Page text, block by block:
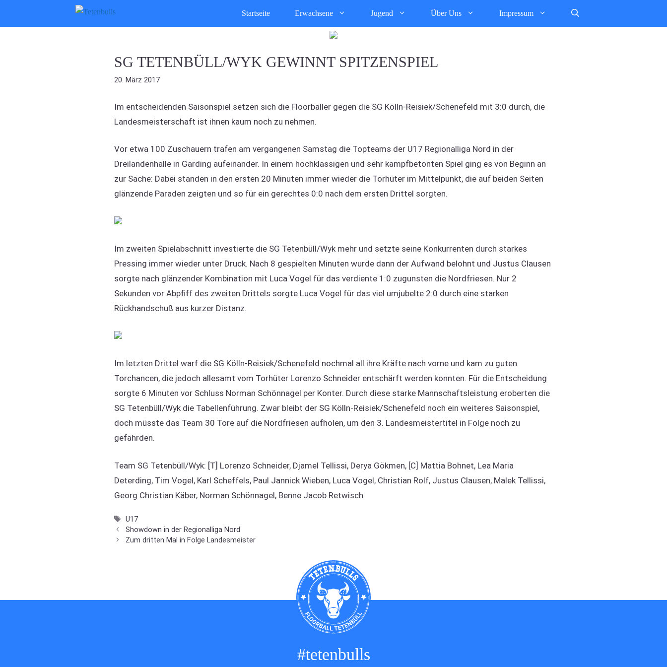
Startseite Erwachsene Jugend Über Uns Impressum
SG TETENBÜLL/WYK GEWINNT SPITZENSPIEL
20. März 2017
Im entscheidenden Saisonspiel setzen sich die Floorballer gegen die SG Kölln-Reisiek/Schenefeld mit 3:0 durch, die
Landesmeisterschaft ist ihnen kaum noch zu nehmen.
Vor etwa 100 Zuschauern trafen am vergangenen Samstag die Topteams der U17 Regionalliga Nord in der
Dreilandenhalle in Garding aufeinander. In einem hochklassigen und sehr kampfbetonten Spiel ging es von Beginn an
zur Sache: Dabei standen in den ersten 20 Minuten immer wieder die Torhüter im Mittelpunkt, die auf beiden Seiten
glänzende Paraden zeigten und so für ein gerechtes 0:0 nach dem ersten Drittel sorgten.
Im zweiten Spielabschnitt investierte die SG Tetenbüll/Wyk mehr und setzte seine Konkurrenten durch starkes
Pressing immer wieder unter Druck. Nach 8 gespielten Minuten wurde dann der Aufwand belohnt und Justus Clausen
sorgte nach glänzender Kombination mit Luca Vogel für das verdiente 1:0 zugunsten die Nordfriesen. Nur 2
Sekunden vor Abpfiff des zweiten Drittels sorgte Luca Vogel für das viel umjubelte 2:0 durch eine starken
Rückhandschuß aus kurzer Distanz.
Im letzten Drittel warf die SG Kölln-Reisiek/Schenefeld nochmal all ihre Kräfte nach vorne und kam zu guten
Torchancen, die jedoch allesamt vom Torhüter Lorenzo Schneider entschärft werden konnten. Für die Entscheidung
sorgte 6 Minuten vor Schluss Norman Schönnagel per Konter. Durch diese starke Mannschaftsleistung eroberten die
SG Tetenbüll/Wyk die Tabellenführung. Zwar bleibt der SG Kölln-Reisiek/Schenefeld noch ein weiteres Saisonspiel,
doch müsste das Team 30 Tore auf die Nordfriesen aufholen, um den 3. Landesmeistertitel in Folge noch zu
gefährden.
Team SG Tetenbüll/Wyk: [T] Lorenzo Schneider, Djamel Tellissi, Derya Gökmen, [C] Mattia Bohnet, Lea Maria
Deterding, Tim Vogel, Karl Scheffels, Paul Jannick Wieben, Luca Vogel, Christian Rolf, Justus Clausen, Malek Tellissi,
Georg Christian Käber, Norman Schönnagel, Benne Jacob Retwisch
Schlagwörter
U17
Showdown in der Regionalliga Nord
Zum dritten Mal in Folge Landesmeister
#tetenbulls